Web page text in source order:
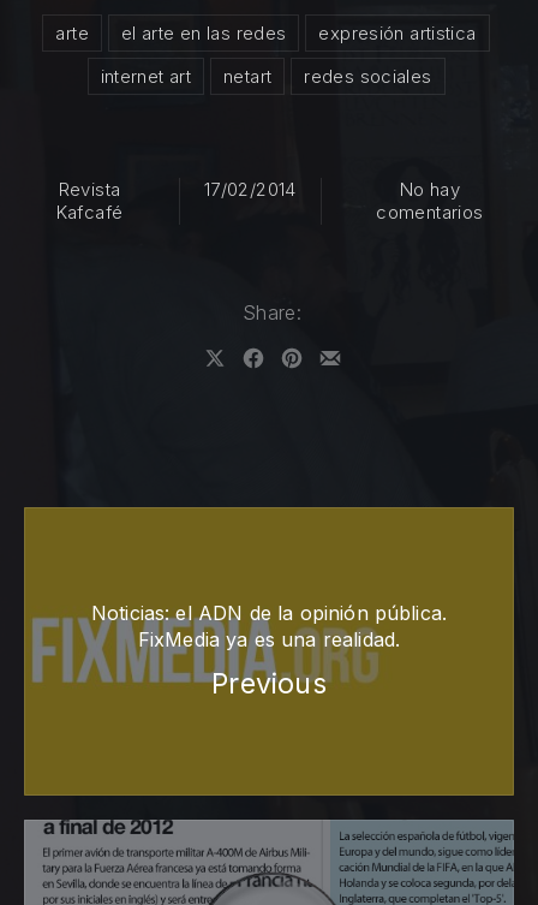
arte el arte en las redes
expresión artistica
internet art
netart redes sociales
Revista
Kafcafé
17/02/2014
No hay
comentarios
Share:
Noticias: el ADN de la opinión pública.
FixMedia ya es una realidad.
Previous